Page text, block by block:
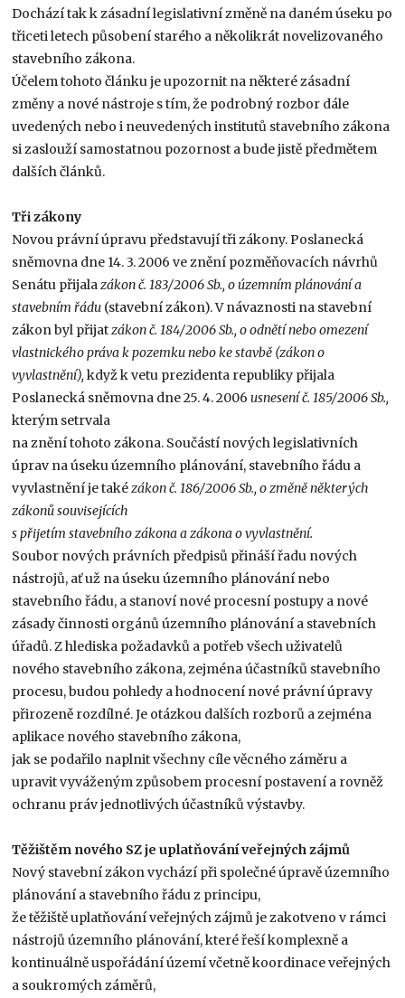
Dochází tak k zásadní legislativní změně na daném úseku po
třiceti letech působení starého a několikrát novelizovaného
stavebního zákona.
Účelem tohoto článku je upozornit na některé zásadní
změny a nové nástroje s tím, že podrobný rozbor dále
uvedených nebo i neuvedených institutů stavebního zákona
si zaslouží samostatnou pozornost a bude jistě předmětem
dalších článků.
Tři zákony
Novou právní úpravu představují tři zákony. Poslanecká
sněmovna dne 14. 3. 2006 ve znění pozměňovacích návrhů
Senátu přijalazákon č. 183/2006 Sb., o územním plánování a
stavebním řádu (stavební zákon). V návaznosti na stavební
zákon byl přijatzákon č. 184/2006 Sb., o odnětí nebo omezení
vlastnického práva k pozemku nebo ke stavbě (zákon o
vyvlastnění), když k vetu prezidenta republiky přijala
Poslanecká sněmovna dne 25. 4. 2006usnesení č. 185/2006 Sb.,
kterým setrvala
na znění tohoto zákona. Součástí nových legislativních
úprav na úseku územního plánování, stavebního řádu a
vyvlastnění je takézákon č. 186/2006 Sb., o změně některých
zákonů souvisejících
s přijetím stavebního zákona a zákona o vyvlastnění.
Soubor nových právních předpisů přináší řadu nových
nástrojů, ať už na úseku územního plánování nebo
stavebního řádu, a stanoví nové procesní postupy a nové
zásady činnosti orgánů územního plánování a stavebních
úřadů. Z hlediska požadavků a potřeb všech uživatelů
nového stavebního zákona, zejména účastníků stavebního
procesu, budou pohledy a hodnocení nové právní úpravy
přirozeně rozdílné. Je otázkou dalších rozborů a zejména
aplikace nového stavebního zákona,
jak se podařilo naplnit všechny cíle věcného záměru a
upravit vyváženým způsobem procesní postavení a rovněž
ochranu práv jednotlivých účastníků výstavby.
Těžištěm nového SZ je uplatňování veřejných zájmů
Nový stavební zákon vychází při společné úpravě územního
plánování a stavebního řádu z principu,
že těžiště uplatňování veřejných zájmů je zakotveno v rámci
nástrojů územního plánování, které řeší komplexně a
kontinuálně uspořádání území včetně koordinace veřejných
a soukromých záměrů,